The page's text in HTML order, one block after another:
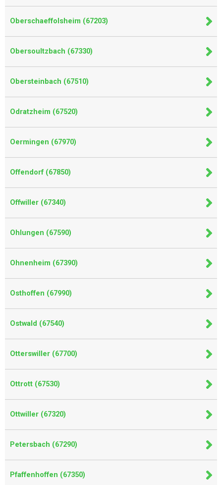
Oberschaeffolsheim (67203)
Obersoultzbach (67330)
Obersteinbach (67510)
Odratzheim (67520)
Oermingen (67970)
Offendorf (67850)
Offwiller (67340)
Ohlungen (67590)
Ohnenheim (67390)
Osthoffen (67990)
Ostwald (67540)
Otterswiller (67700)
Ottrott (67530)
Ottwiller (67320)
Petersbach (67290)
Pfaffenhoffen (67350)